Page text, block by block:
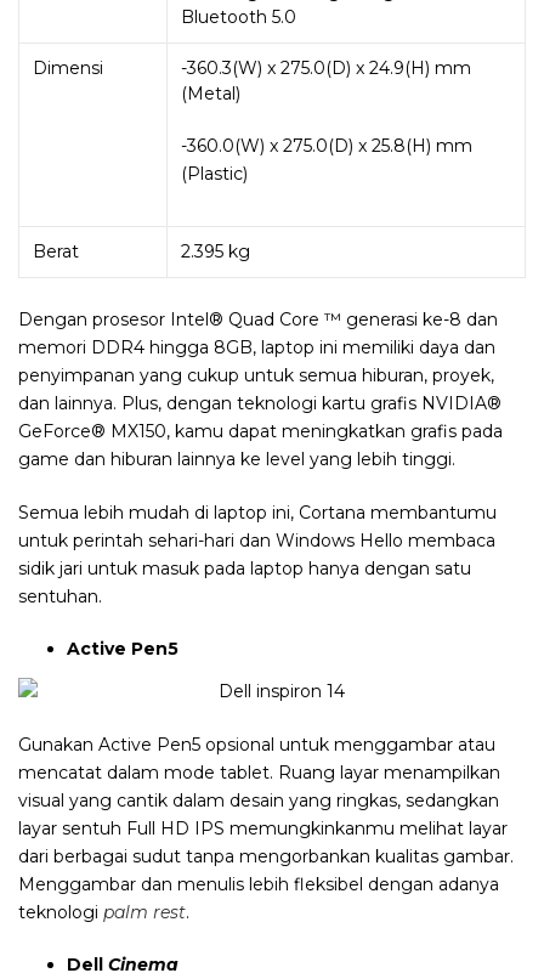
Bluetooth 5.0
Dimensi
-360.3(W) x 275.0(D) x 24.9(H) mm
(Metal)
-360.0(W) x 275.0(D) x 25.8(H) mm
(Plastic)
Berat 2.395 kg
Dengan prosesor Intel® Quad Core ™ generasi ke-8 dan
memori DDR4 hingga 8GB, laptop ini memiliki daya dan
penyimpanan yang cukup untuk semua hiburan, proyek,
dan lainnya. Plus, dengan teknologi kartu grafis NVIDIA®
GeForce® MX150, kamu dapat meningkatkan grafis pada
game dan hiburan lainnya ke level yang lebih tinggi.
Semua lebih mudah di laptop ini, Cortana membantumu
untuk perintah sehari-hari dan Windows Hello membaca
sidik jari untuk masuk pada laptop hanya dengan satu
sentuhan.
Active Pen5
Gunakan Active Pen5 opsional untuk menggambar atau
mencatat dalam mode tablet. Ruang layar menampilkan
visual yang cantik dalam desain yang ringkas, sedangkan
layar sentuh Full HD IPS memungkinkanmu melihat layar
dari berbagai sudut tanpa mengorbankan kualitas gambar.
Menggambar dan menulis lebih fleksibel dengan adanya
teknologi palm rest.
Dell Cinema